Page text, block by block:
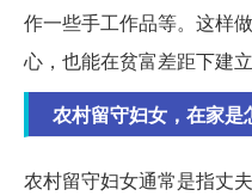
作一些手工作品等。这样
心，也能在贫富差距下建
农村留守妇女，在家是
农村留守妇女通常是指丈